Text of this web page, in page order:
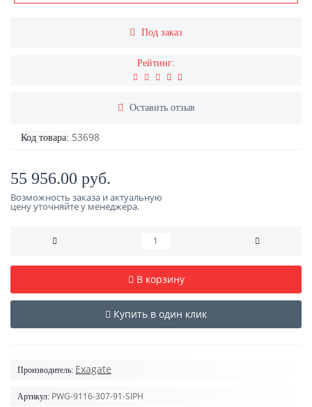
Под заказ
Рейтинг:
Оставить отзыв
Код товара: 53698
55 956.00 руб.
Возможность заказа и актуальную
цену уточняйте у менеджера.
В корзину
Купить в один клик
Производитель: Exagate
Артикул: PWG-9116-307-91-SIPH